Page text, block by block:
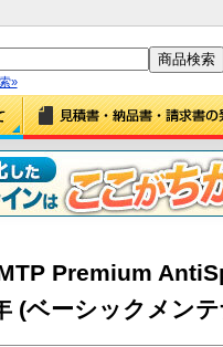
»
Premium
(ベーシックメン